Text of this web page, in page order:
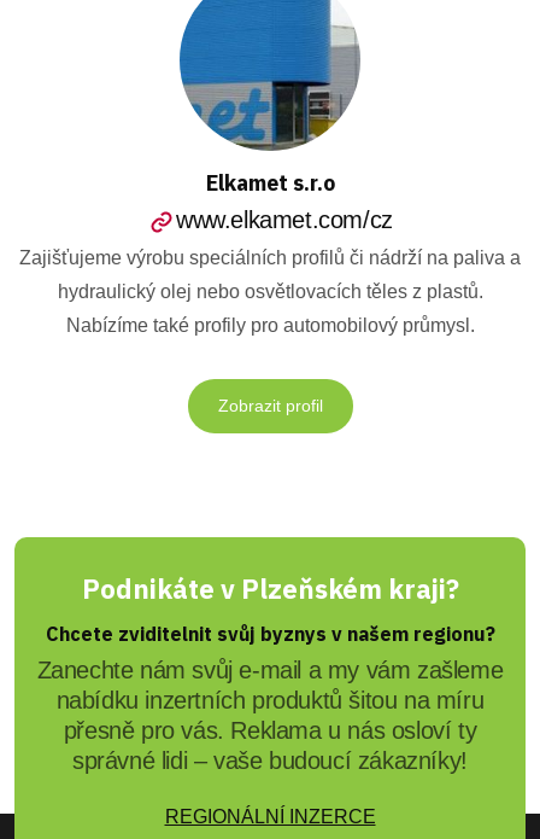
Elkamet s.r.o
www.elkamet.com/cz
Zajišťujeme výrobu speciálních profilů či nádrží na paliva a
hydraulický olej nebo osvětlovacích těles z plastů.
Nabízíme také profily pro automobilový průmysl.
Zobrazit profil
Podnikáte v Plzeňském kraji?
Chcete zviditelnit svůj byznys v našem regionu?
Zanechte nám svůj e-mail a my vám zašleme
nabídku inzertních produktů šitou na míru
přesně pro vás. Reklama u nás osloví ty
správné lidi – vaše budoucí zákazníky!
REGIONÁLNÍ INZERCE